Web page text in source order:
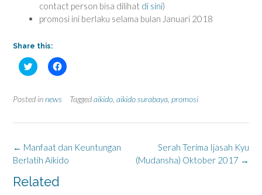
contact person bisa dilihat di sini)
promosi ini berlaku selama bulan Januari 2018
Share this:
C
l
k
t
h
e
o
n
w
i
C
l
h
e
o
n
Posted innews Taggedaikido aikido surabaya promosi
Post
navigation
Serah Terima Ijasah Kyu
(Mudansha) Oktober 2017 →
← Manfaat dan Keuntungan
Berlatih Aikido
Related